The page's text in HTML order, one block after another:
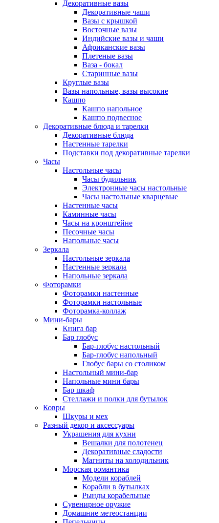
Декоративные вазы
Декоративные чаши
Вазы с крышкой
Восточные вазы
Индийские вазы и чаши
Африканские вазы
Плетеные вазы
Ваза - бокал
Старинные вазы
Круглые вазы
Вазы напольные, вазы высокие
Кашпо
Кашпо напольное
Кашпо подвесное
Декоративные блюда и тарелки
Декоративные блюда
Настенные тарелки
Подставки под декоративные тарелки
Часы
Настольные часы
Часы будильник
Электронные часы настольные
Часы настольные кварцевые
Настенные часы
Каминные часы
Часы на кронштейне
Песочные часы
Напольные часы
Зеркала
Настольные зеркала
Настенные зеркала
Напольные зеркала
Фоторамки
Фоторамки настенные
Фоторамки настольные
Фоторамка-коллаж
Мини-бары
Книга бар
Бар глобус
Бар-глобус настольный
Бар-глобус напольный
Глобус бары со столиком
Настольный мини-бар
Напольные мини бары
Бар шкаф
Стеллажи и полки для бутылок
Ковры
Шкуры и мех
Разный декор и аксессуары
Украшения для кухни
Вешалки для полотенец
Декоративные сладости
Магниты на холодильник
Морская романтика
Модели кораблей
Корабли в бутылках
Рынды корабельные
Сувенирное оружие
Домашние метеостанции